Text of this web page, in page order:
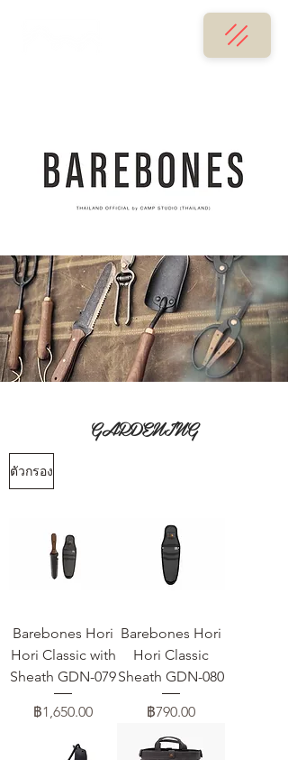
GARDENING
ตัวกรอง
Barebones Hori
Hori Classic with
Sheath GDN-079
ราคา
฿1,650.00
Barebones Hori
Hori Classic
Sheath GDN-080
ราคา
฿790.00